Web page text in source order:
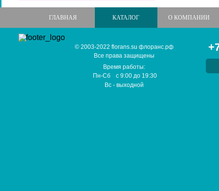
ГЛАВНАЯ КАТАЛОГ О КОМПАНИИ
© 2003-2022 florans.su флоранс.рф
Все права защищены
Время работы:
Пн-Сб
с9:00 до 19:30
Вс - выходной